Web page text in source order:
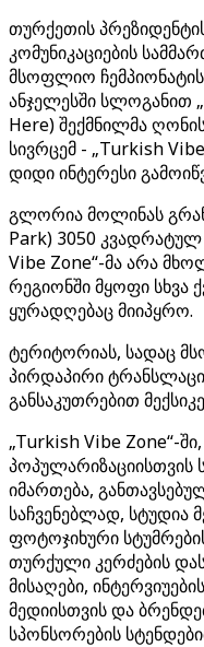
თურქეთის
კომუნიკაციების
მსოფლიო
ანჯელესში სლოგანით
Here) შექმნილმა
სივრცემ - „Turkish
დიდი ინტერესი
გლორია მოლინას
Park) 3050
Vibe Zone“-მა არა
რეგიონში მყოფი სხვა
ყურადღებაც მიიპყრო.
ტერიტორიას, სადაც
პირდაპირი
განსაკუთრებით
„Turkish Vibe Zone“-
პოპულარიზაციისთვის
იმართება,
საჩვენებლად, სტუდია
ფოტოჯიხური
თურქული კერძების
მისაღები,
მედიისთვის და
სპონსორების